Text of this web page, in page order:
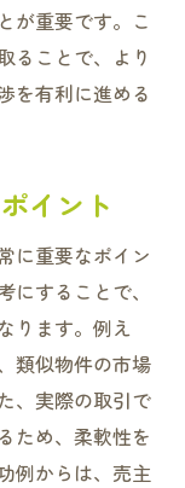
が重要です。こ
ることで、より
を有利に進める
イント
に重要なポイン
にすることで、
ります。例え
類似物件の市場
、実際の取引で
ため、柔軟性を
例からは、売主